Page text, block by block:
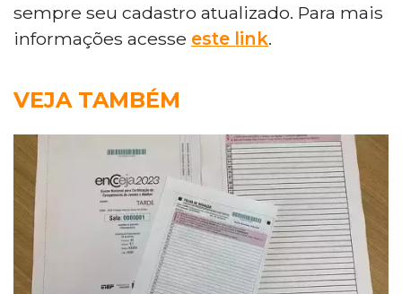
sempre seu cadastro atualizado. Para mais
informações acesse este link.
VEJA TAMBÉM